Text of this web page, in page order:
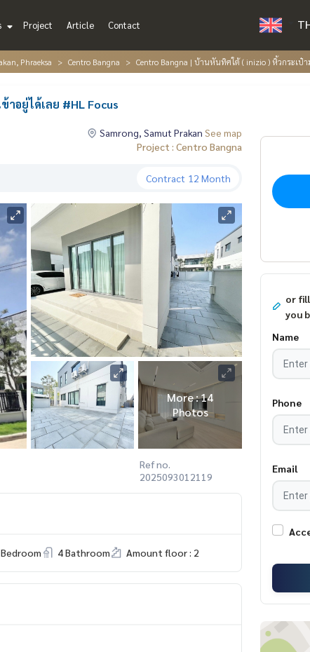
Project Article Contact
Phraeksa Centro Bangna Centro Bangna | บ้านหันทิศใต้ ( inizio ) หิ้วกระเป๋า
าอยู่ได้เลย #HL Focus
Samrong, Samut Prakan See map
Project : Centro Bangna
Contract 12 Month
More : 14
Photos
Ref no.
2025093012119
4 Bathroom Amount floor : 2
or
you
Name
Phone
Email